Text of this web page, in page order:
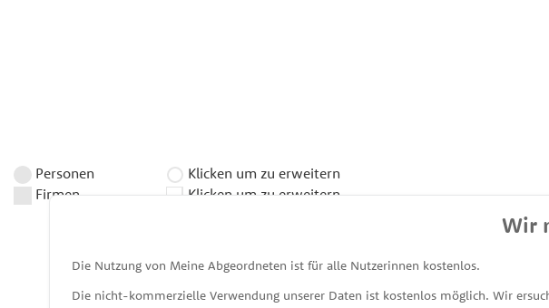
Personen
Klicken um zu erweitern
Firmen
Klicken um zu erweitern
Wir
Die Nutzung von Meine Abgeordneten ist für alle Nutzerinnen kostenlos.
Die nicht-kommerzielle Verwendung unserer Daten ist kostenlos möglich. Wir